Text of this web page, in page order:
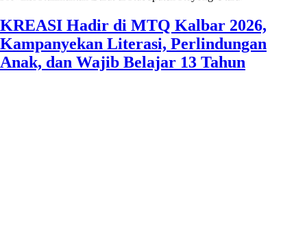
KREASI Hadir di MTQ Kalbar 2026,
Kampanyekan Literasi, Perlindungan
Anak, dan Wajib Belajar 13 Tahun